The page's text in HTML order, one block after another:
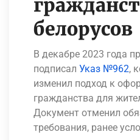
белорусов
В декабре 2023 года
подписал Указ №962,
изменил подход к
гражданства для
Документ отменил
требования, ранее